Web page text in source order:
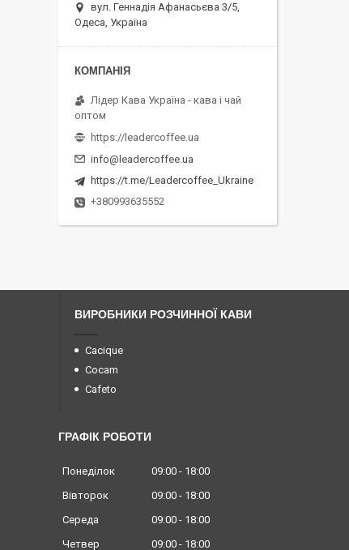
вул. Геннадія Афанасьєва 3/5,
Одеса, Україна
Лідер Кава Україна - кава і чай
оптом
https://leadercoffee.ua
info@leadercoffee.ua
https://t.me/Leadercoffee_Ukraine
+380993635552
ВИРОБНИКИ РОЗЧИННОЇ КАВИ
Cacique
Cocam
Cafeto
ГРАФІК РОБОТИ
Понеділок 09:00
18:00
Вівторок
09:00
18:00
Середа
09:00
18:00
Четвер
09:00 18:00